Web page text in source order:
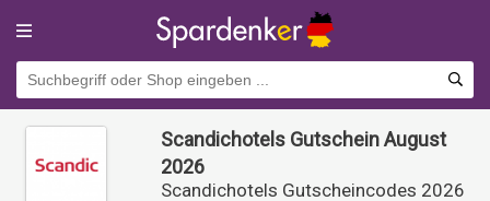
Scandichotels Gutschein August
2026
Scandichotels Gutscheincodes 2026